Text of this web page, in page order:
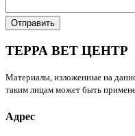
Отправить
ТЕРРА ВЕТ ЦЕНТР
Материалы, изложенные на
таким лицам может быть
Адрес